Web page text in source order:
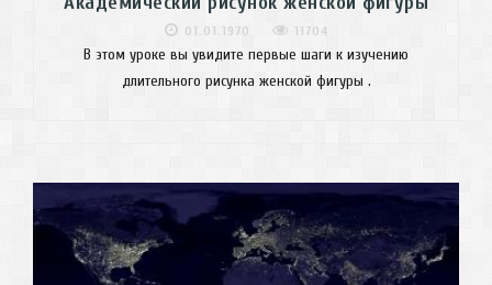
01.01.1970 11704
В этом уроке вы увидите первые шаги к изучению
длительного рисунка женской фигуры .